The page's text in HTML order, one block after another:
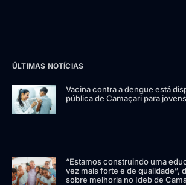
ÚLTIMAS NOTÍCIAS
Vacina contra a dengue está
pública de Camaçari para
“Estamos construindo uma
vez mais forte e de qualidade”,
sobre melhoria no Ideb de